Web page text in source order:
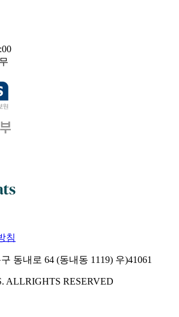
침
동내로 64 (동내동 1119) 우)41061
ALLRIGHTS RESERVED